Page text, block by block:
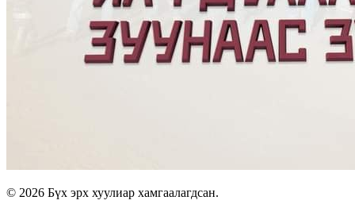
© 2026 Бүх эрх хуулиар хамгаалагдсан.